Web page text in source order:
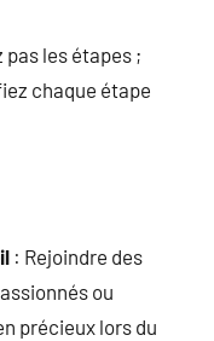
les étapes ;
chaque étape
: Rejoindre des
ou
précieux lors du